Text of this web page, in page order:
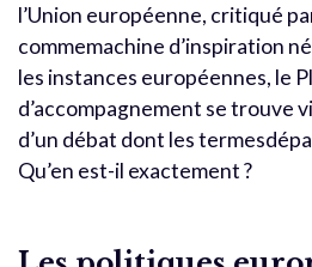
l’Union européenne, critiqué
commemachine d’inspiration
les instances européennes, le
d’accompagnement se trouve
d’un débat dont les
Qu’en est-il exactement ?